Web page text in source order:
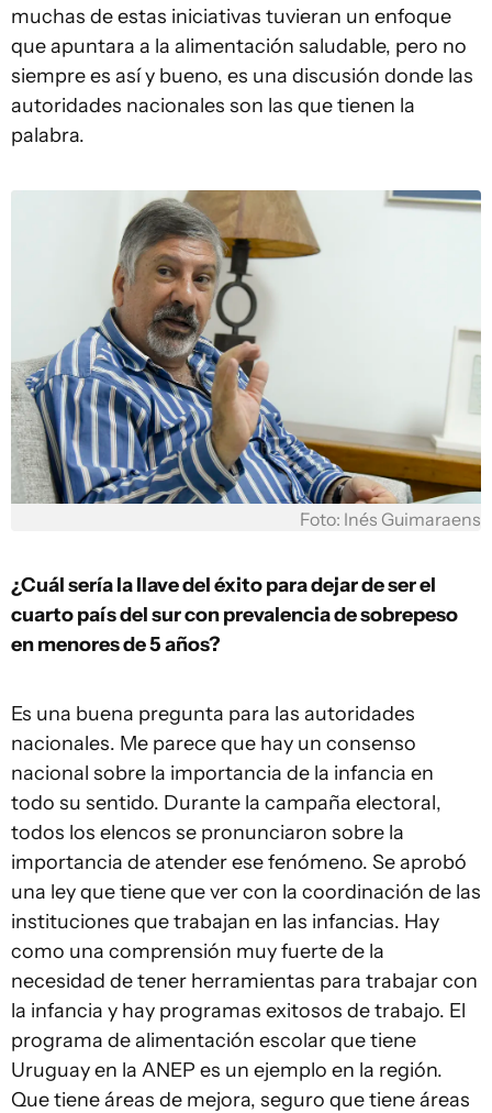
muchas de estas iniciativas tuvieran un enfoque
que apuntara a la alimentación saludable, pero no
siempre es así y bueno, es una discusión donde las
autoridades nacionales son las que tienen la
palabra.
Foto: Inés Guimaraens
¿Cuál sería la llave del éxito para dejar de ser el
cuarto país del sur con prevalencia de sobrepeso
en menores de 5 años?
Es una buena pregunta para las autoridades
nacionales. Me parece que hay un consenso
nacional sobre la importancia de la infancia en
todo su sentido. Durante la campaña electoral,
todos los elencos se pronunciaron sobre la
importancia de atender ese fenómeno. Se aprobó
una ley que tiene que ver con la coordinación de las
instituciones que trabajan en las infancias. Hay
como una comprensión muy fuerte de la
necesidad de tener herramientas para trabajar con
la infancia y hay programas exitosos de trabajo. El
programa de alimentación escolar que tiene
Uruguay en la ANEP es un ejemplo en la región.
Que tiene áreas de mejora, seguro que tiene áreas